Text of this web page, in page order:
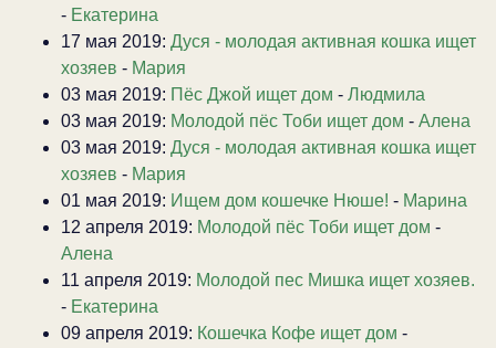
- Екатерина
17 мая 2019: Дуся - молодая активная кошка ищет
хозяев - Мария
03 мая 2019: Пёс Джой ищет дом - Людмила
03 мая 2019: Молодой пёс Тоби ищет дом - Алена
03 мая 2019: Дуся - молодая активная кошка ищет
хозяев - Мария
01 мая 2019: Ищем дом кошечке Нюше! - Марина
12 апреля 2019: Молодой пёс Тоби ищет дом -
Алена
11 апреля 2019: Молодой пес Мишка ищет хозяев.
- Екатерина
09 апреля 2019: Кошечка Кофе ищет дом -